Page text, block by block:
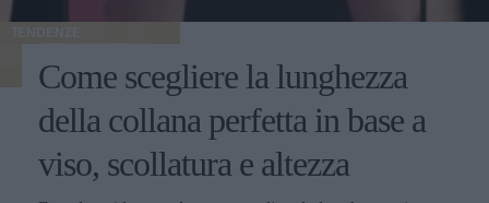
TENDENZE
Come scegliere la lunghezza
della collana perfetta in base a
viso, scollatura e altezza